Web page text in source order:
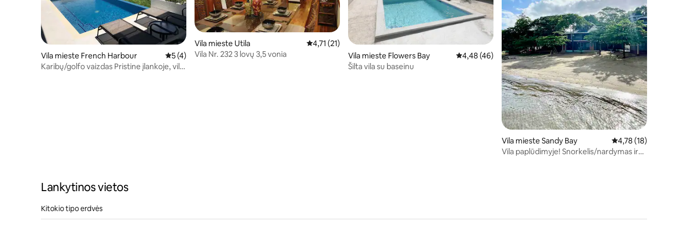
Vila mieste French Harbour Vidutinis įvertinimas: 5 iš 5, atsiliepimų: 4
5 (4)
Karibų/golfo vaizdas Pristine įlankoje, vila
Vila mieste Utila Vidutinis įvertinimas: 4,71 iš 5, atsiliepimų: 21
4,71 (21)
Vila Nr. 232 3 lovų 3,5 vonia
Vila mieste Flowers Bay Vidutinis įvertinimas: 4,48 iš 5, atsiliepimų: 46
4,48 (46)
Šilta vila su baseinu
Vila mieste Sandy Bay Vidutinis įvertinimas:
4,78 (18)
Vila paplūdimyje! Snorkelis/nardymas ir
Lankytinos vietos
Kitokio tipo erdvės